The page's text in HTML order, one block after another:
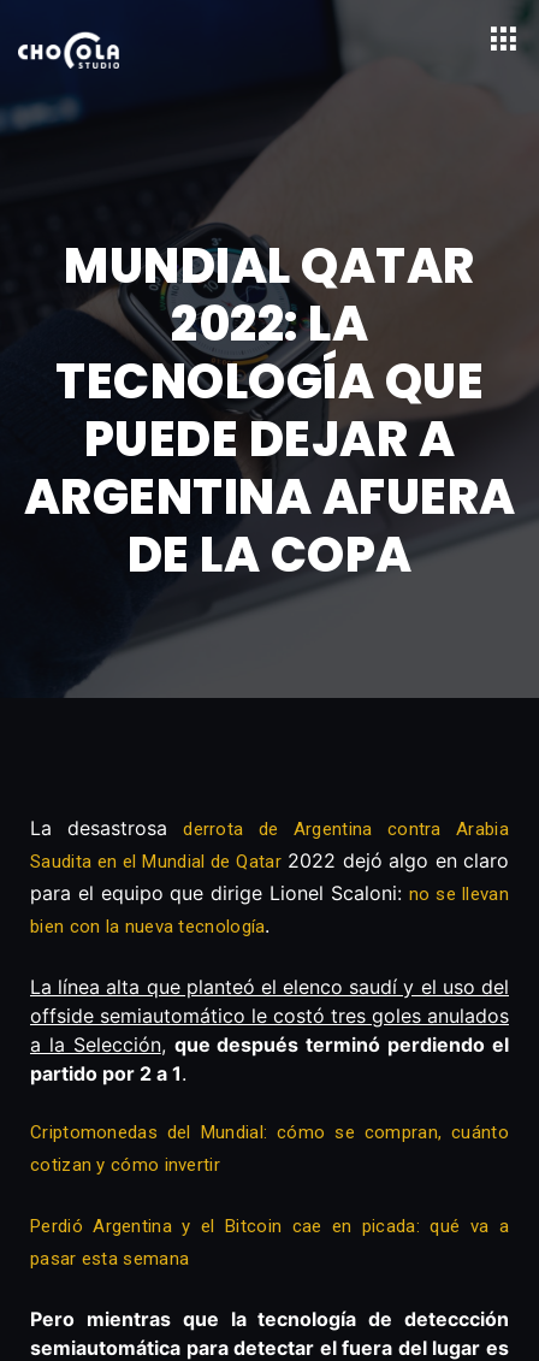
MUNDIAL QATAR
2022: LA
TECNOLOGÍA QUE
PUEDE DEJAR A
ARGENTINA AFUERA
DE LA COPA
La desastrosaderrota de Argentina contra Arabia
Saudita en el Mundial de Qatar 2022 dejó algo en claro
para el equipo que dirige Lionel Scaloni: no se llevan
bien con la nueva tecnología.
La línea alta que planteó el elenco saudí y el uso del
offside semiautomático le costó tres goles anulados
a la Selección, que después terminó perdiendo el
partido por 2 a 1.
Criptomonedas del Mundial: cómo se compran, cuánto
cotizan y cómo invertir
Perdió Argentina y el Bitcoin cae en picada: qué va a
pasar esta semana
Pero mientras que la tecnología de deteccción
semiautomática para detectar el fuera del lugar es